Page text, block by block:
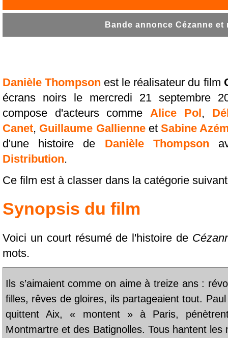
Bande annonce Cézanne et
Danièle Thompson est le réalisateur du film
écrans noirs le mercredi 21 septembre
compose d'acteurs commeAlice Pol ,
Canet, Guillaume Gallienneet Sabine
d'une histoire de Danièle Thompson
Distribution.
Ce film est à classer dans la catégorie
Synopsis du film
Voici un court résumé de l'histoire de
mots.
Ils s’aimaient comme on aime à treize ans :
filles, rêves de gloires, ils partageaient tout.
quittent Aix, « montent » à Paris,
Montmartre et des Batignolles. Tous hantent